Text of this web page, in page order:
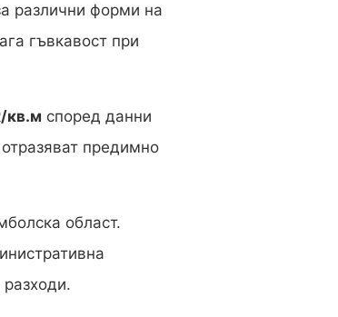
различни форми на
гъвкавост при
кв.м според данни
предимно
област.